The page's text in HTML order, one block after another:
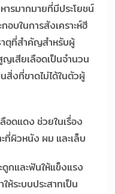
รมากมายที่มีประโยชน์
อบในการสังเคราะห์ฮี
าตุที่สำคัญสำหรับผู้
เสียเลือดเป็นจำนวน
สิ่งที่ขาดไม่ได้ในตัวผู้
อดแดง ช่วยในเรื่อง
ที่ผิวหนัง ผม และเล็บ
กและฟันให้แข็งแรง
ห้ระบบประสาทเป็น